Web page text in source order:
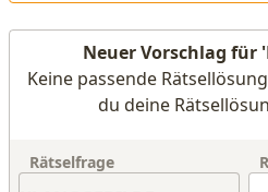
Neuer Vorschlag für
Keine passende
du deine
Rätselfrage